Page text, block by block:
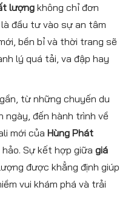
lượng không chỉ đơn
đầu tư vào sự an tâm
bền bỉ và thời trang sẽ
lý quá tải, va đập hay
từ những chuyến du
ngày, đến hành trình về
mới của Hùng Phát
Sự kết hợp giữa giá
được khẳng định giúp
vui khám phá và trải